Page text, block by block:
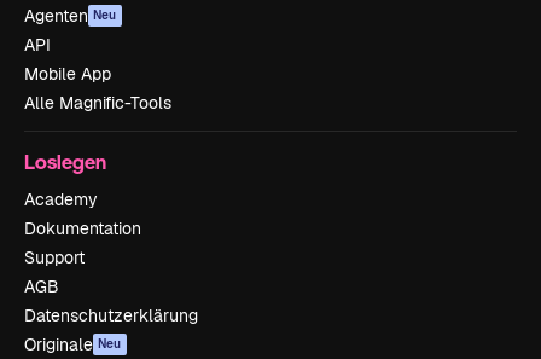
Agenten Neu
API
Mobile App
Alle Magnific-Tools
Loslegen
Academy
Dokumentation
Support
AGB
Datenschutzerklärung
Originale Neu